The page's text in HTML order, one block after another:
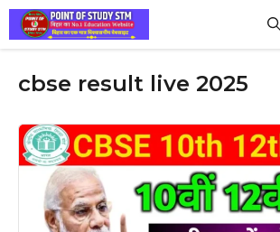
Skip
content
cbse result live 2025